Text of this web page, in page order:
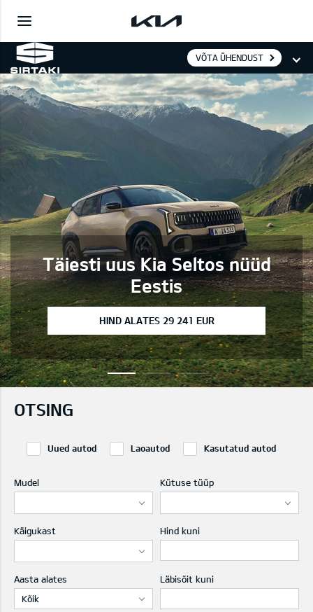
VÕTA ÜHENDUST
Täiesti uus Kia Seltos nüüd
Eestis
HIND ALATES 29 241 EUR
OTSING
Uued autod Laoautod Kasutatud autod
Mudel Kütuse tüüp
Käigukast Hind kuni
Aasta alates
Kõik
Läbisõit kuni